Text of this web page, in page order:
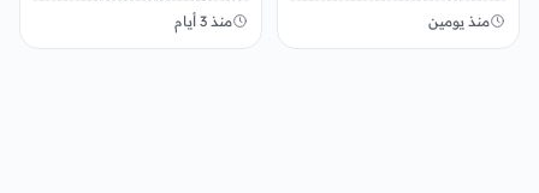
منذ يومين
مناصبه
منذ 3 أيام